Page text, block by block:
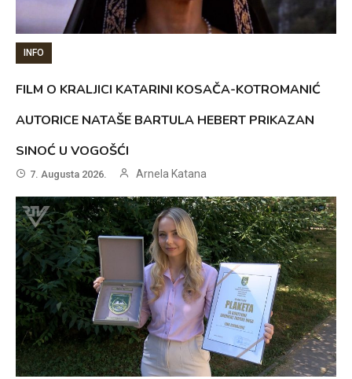
INFO
FILM O KRALJICI KATARINI KOSAČA-KOTROMANIĆ
AUTORICE NATAŠE BARTULA HEBERT PRIKAZAN
SINOĆ U VOGOŠĆI
7. Augusta 2026. Arnela Katana